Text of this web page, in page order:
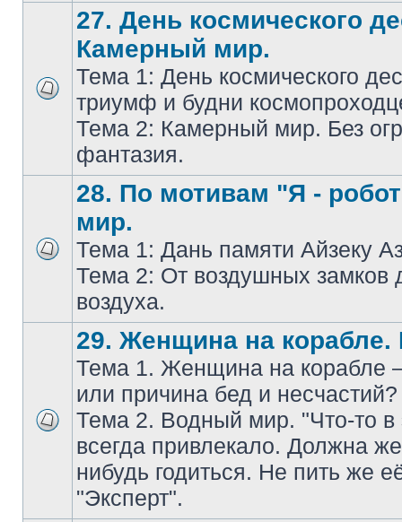
27. День космического
Камерный мир.
Тема 1: День космического
триумф и будни
Тема 2: Камерный мир. Без
фантазия.
28. По мотивам "Я -
мир.
Тема 1: Дань памяти Айзеку
Тема 2: От воздушных замков
воздуха.
29. Женщина на
Тема 1. Женщина на корабле
или причина бед и несчастий?
Тема 2. Водный мир. "Что-то в
всегдa привлекaло. Должнa
нибудь годиться. Не пить же
"Эксперт".